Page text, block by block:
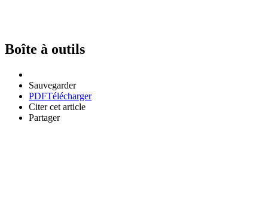
Boîte à outils
Sauvegarder
PDFTélécharger
Citer cet article
Partager